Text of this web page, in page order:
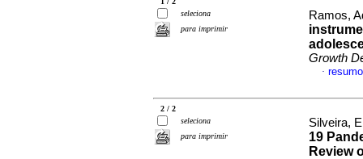
seleciona
para imprimir
Ramos,
Growth
·
2 / 2
seleciona
para imprimir
Silveira,
19
Review